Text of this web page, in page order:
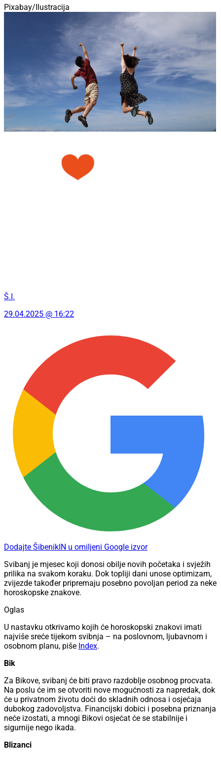
Pixabay/Ilustracija
Š.I.
29.04.2025 @ 16:22
Dodajte ŠibenikIN u omiljeni Google izvor
Svibanj je mjesec koji donosi obilje novih početaka i svježih
prilika na svakom koraku. Dok topliji dani unose optimizam,
zvijezde također pripremaju posebno povoljan period za neke
horoskopske znakove.
Oglas
U nastavku otkrivamo kojih će horoskopski znakovi imati
najviše sreće tijekom svibnja – na poslovnom, ljubavnom i
osobnom planu, piše Index.
Bik
Za Bikove, svibanj će biti pravo razdoblje osobnog procvata.
Na poslu će im se otvoriti nove mogućnosti za napredak, dok
će u privatnom životu doći do skladnih odnosa i osjećaja
dubokog zadovoljstva. Financijski dobici i posebna priznanja
neće izostati, a mnogi Bikovi osjećat će se stabilnije i
sigurnije nego ikada.
Blizanci